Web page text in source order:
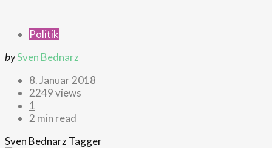
Politik
bySven Bednarz
8. Januar 2018
2249 views
1
2 min read
Sven BednarzTagger